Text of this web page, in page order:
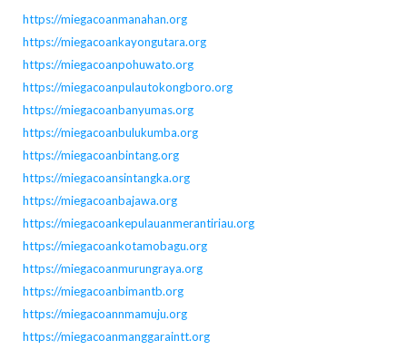
https://miegacoanmanahan.org
https://miegacoankayongutara.org
https://miegacoanpohuwato.org
https://miegacoanpulautokongboro.org
https://miegacoanbanyumas.org
https://miegacoanbulukumba.org
https://miegacoanbintang.org
https://miegacoansintangka.org
https://miegacoanbajawa.org
https://miegacoankepulauanmerantiriau.org
https://miegacoankotamobagu.org
https://miegacoanmurungraya.org
https://miegacoanbimantb.org
https://miegacoannmamuju.org
https://miegacoanmanggaraintt.org